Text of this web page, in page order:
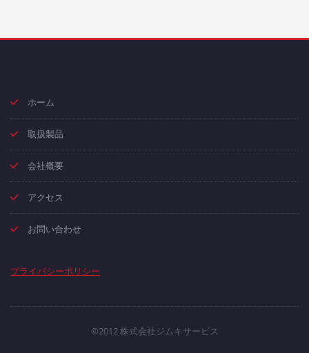
ホーム
取扱製品
会社概要
アクセス
お問い合わせ
プライバシーポリシー
©2012 株式会社ジムキサービス